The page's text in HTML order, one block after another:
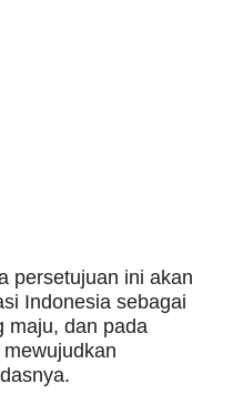
persetujuan ini akan
Indonesia sebagai
maju, dan pada